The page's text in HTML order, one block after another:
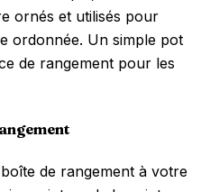
ornés et utilisés pour
ordonnée. Un simple pot
de rangement pour les
de rangement à votre